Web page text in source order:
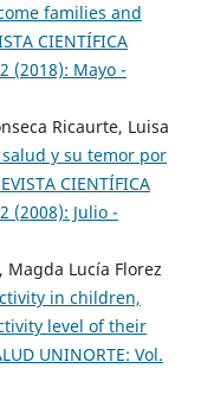
families and
CIENTÍFICA
(2018): Mayo -
Ricaurte, Luisa
y su temor por
CIENTÍFICA
(2008): Julio -
Lucía Florez
in children,
level of their
UNINORTE: Vol.